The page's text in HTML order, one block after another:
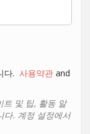
다. 사용약관 and
트 및 팁, 활동 알
다. 계정 설정에서